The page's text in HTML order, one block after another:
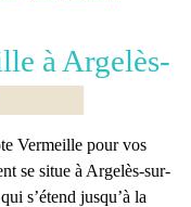
à Argelès-
Vermeillepour vos
se situe à Argelès-sur-
s’étend jusqu’à la